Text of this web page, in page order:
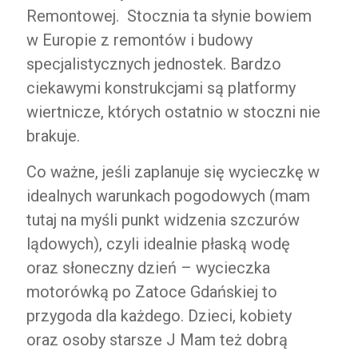
Remontowej. Stocznia ta słynie bowiem
w Europie z remontów i budowy
specjalistycznych jednostek. Bardzo
ciekawymi konstrukcjami są platformy
wiertnicze, których ostatnio w stoczni nie
brakuje.
Co ważne, jeśli zaplanuje się wycieczkę w
idealnych warunkach pogodowych (mam
tutaj na myśli punkt widzenia szczurów
lądowych), czyli idealnie płaską wodę
oraz słoneczny dzień – wycieczka
motorówką po Zatoce Gdańskiej to
przygoda dla każdego. Dzieci, kobiety
oraz osoby starsze J Mam też dobrą